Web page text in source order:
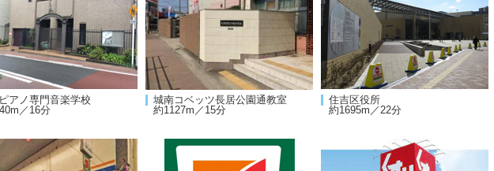
アノ専門音楽学校
／16分
城南コベッツ長居公園通教室
約1127m／15分
住吉区役所
約1695m／22分